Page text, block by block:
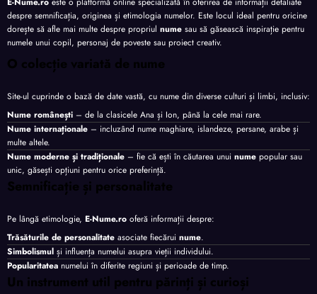
despre semnificația, originea și etimologia numelor. Este locul ideal pentru oricine
dorește să afle mai multe despre propriul nume sau să găsească inspirație pentru
numele unui copil, personaj de poveste sau proiect creativ.
O colecție variată de nume
Site-ul cuprinde o bază de date vastă, cu nume din diverse culturi și limbi, inclusiv:
Nume românești – de la clasicele Ana și Ion, până la cele mai rare.
Nume internaționale – incluzând nume maghiare, islandeze, persane, arabe și
multe altele.
Nume moderne și tradiționale – fie că ești în căutarea unui nume popular sau
unic, găsești opțiuni pentru orice preferință.
Semnificație și personalitate
Pe lângă etimologie, E-Nume.ro oferă informații despre:
Trăsăturile de personalitate asociate fiecărui nume.
Simbolismul și influența numelui asupra vieții individului.
Popularitatea numelui în diferite regiuni și perioade de timp.
Un instrument util pentru părinți și curioși